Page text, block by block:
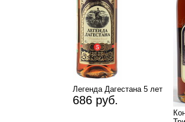
Легенда Дагестана 5 лет
686 руб.